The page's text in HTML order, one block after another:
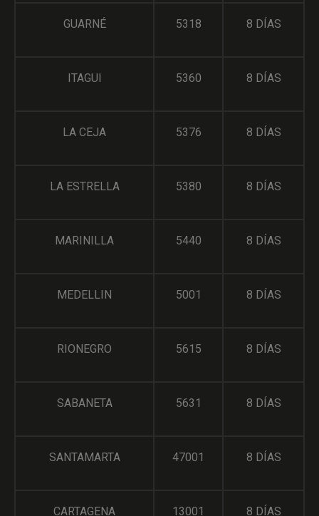
GUARNÉ 5318 8 DÍAS
ITAGUI 5360 8 DÍAS
LA CEJA 5376 8 DÍAS
LA ESTRELLA 5380 8 DÍAS
MARINILLA 5440 8 DÍAS
MEDELLIN 5001 8 DÍAS
RIONEGRO 5615 8 DÍAS
SABANETA 5631 8 DÍAS
SANTAMARTA 47001 8 DÍAS
CARTAGENA 13001 8 DÍAS